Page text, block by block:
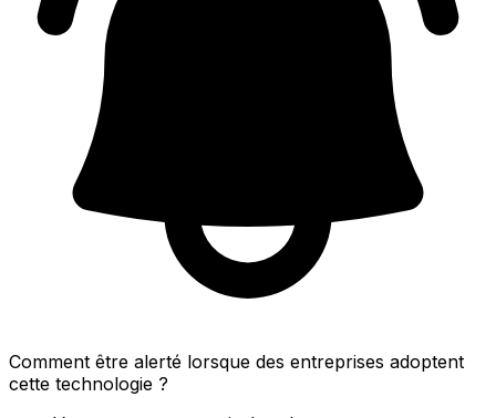
Comment être alerté lorsque des entreprises adoptent
cette technologie ?